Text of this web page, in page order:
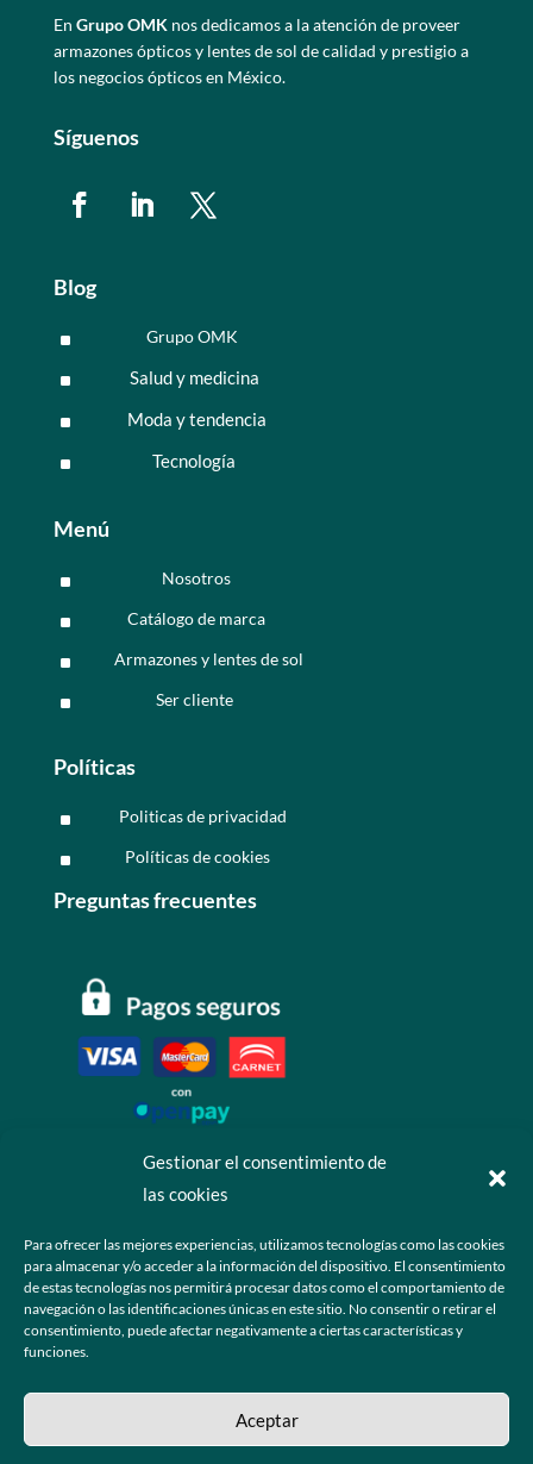
Gestionar el consentimiento de
las cookies
Para ofrecer las mejores experiencias, utilizamos tecnologías como las cookies
para almacenar y/o acceder a la información del dispositivo. El consentimiento
de estas tecnologías nos permitirá procesar datos como el comportamiento de
navegación o las identificaciones únicas en este sitio. No consentir o retirar el
consentimiento, puede afectar negativamente a ciertas características y
funciones.
Aceptar
En Grupo OMKnos dedicamos a la atención de proveer
armazones ópticos y lentes de sol de calidad y prestigio a
los negocios ópticos en México.
Síguenos
Blog
^ Grupo OMK
^ Salud y medicina
^ Moda y tendencia
^ Tecnología
Menú
^ Nosotros
^ Catálogo de marca
^ Armazones y lentes de sol
^ Ser cliente
Políticas
^ Politicas de privacidad
^ Políticas de cookies
Preguntas frecuentes
 +52 55 6173 7725 (Ventas)
 hola@grupo-omk.com
© 2025 Grupo OMK – Todos los derechos reservados